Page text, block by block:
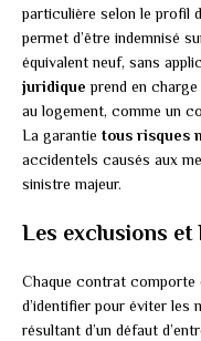
particulière selon le profil
permet d’être indemnisé
équivalent neuf, sans
juridique prend en
au logement, comme un
La garantie tous risques
accidentels causés aux
sinistre majeur.
Les exclusions
Chaque contrat comporte
d’identifier pour éviter les
résultant d’un défaut